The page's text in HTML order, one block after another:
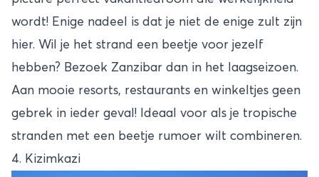
wordt! Enige nadeel is dat je niet de enige zult zijn
hier. Wil je het strand een beetje voor jezelf
hebben? Bezoek Zanzibar dan in het laagseizoen.
Aan mooie resorts, restaurants en winkeltjes geen
gebrek in ieder geval! Ideaal voor als je tropische
stranden met een beetje rumoer wilt combineren.
4. Kizimkazi